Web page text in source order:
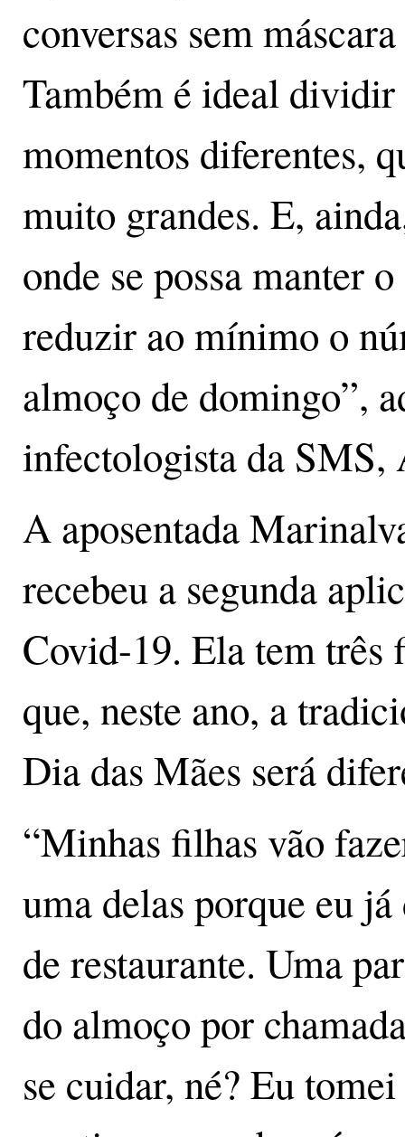
conversas sem
Também é ideal dividir
momentos diferentes,
muito grandes. E,
onde se possa manter
reduzir ao mínimo o
almoço de domingo”,
infectologista da
A aposentada
recebeu a segunda
Covid-19. Ela tem três
que, neste ano, a
Dia das Mães será
“Minhas filhas vão
uma delas porque eu
de restaurante. Uma
do almoço por
se cuidar, né? Eu